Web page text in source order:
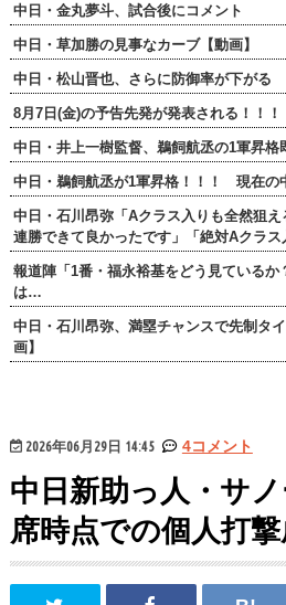
中日・金丸夢斗、試合後にコメント
中日・草加勝の見事なカーブ【動画】
中日・松山晋也、さらに防御率が下がる
8月7日(金)の予告先発が発表される！！！
中日・井上一樹監督、鵜飼航丞の1軍昇
中日・鵜飼航丞が1軍昇格！！！ 現在の
中日・石川昂弥「Aクラス入りも全然狙
連勝できて良かったです」「絶対Aクラス
報道陣「1番・福永裕基をどう見ている
は…
中日・石川昂弥、満塁チャンスで先制タ
画】
2026年06月29日 14:45 4コメント
中日新助っ人・サ
席時点での個人打